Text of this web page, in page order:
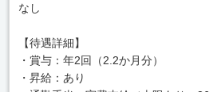
なし
【待遇詳細】
・賞与：年2回（2.2か月分）
・昇給：あり